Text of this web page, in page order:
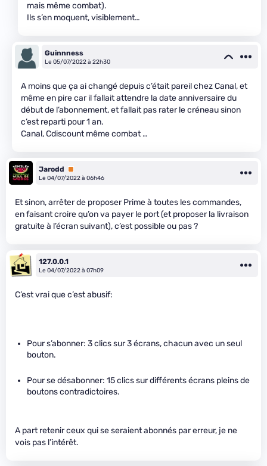
mais même combat).
Ils s’en moquent, visiblement…
Guinnness
Le 05/07/2022 à 22h30
A moins que ça ai changé depuis c’était pareil chez Canal, et
même en pire car il fallait attendre la date anniversaire du
début de l’abonnement, et fallait pas rater le créneau sinon
c’est reparti pour 1 an.
Canal, Cdiscount même combat …
Jarodd
Premium
Le 04/07/2022 à 06h46
Et sinon, arrêter de proposer Prime à toutes les commandes,
en faisant croire qu’on va payer le port (et proposer la livraison
gratuite à l’écran suivant), c’est possible ou pas ?
127.0.0.1
Le 04/07/2022 à 07h09
C’est vrai que c’est abusif:
Pour s’abonner: 3 clics sur 3 écrans, chacun avec un seul
bouton.
Pour se désabonner: 15 clics sur différents écrans pleins de
boutons contradictoires.
A part retenir ceux qui se seraient abonnés par erreur, je ne
vois pas l’intérêt.